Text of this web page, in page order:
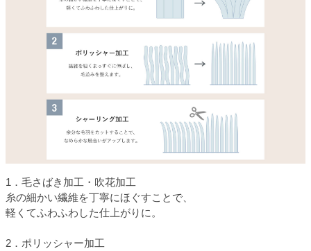
1．毛さばき加工・吹花加工
糸の細かい繊維を丁寧にほぐすことで、
軽くてふわふわした仕上がりに。
2．ポリッシャー加工